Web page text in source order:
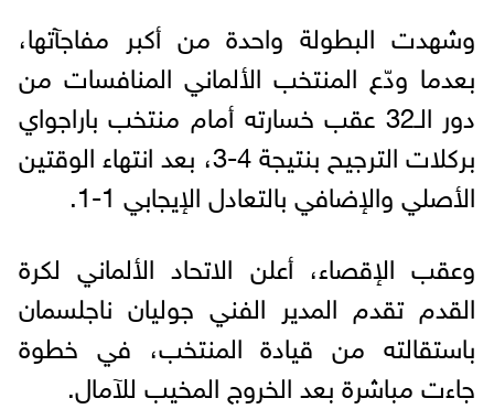
وشهدت البطولة واحدة من أكبر مفاجآتها،
بعدما ودّع المنتخب الألماني المنافسات من
دور الـ32 عقب خسارته أمام منتخب باراجواي
بركلات الترجيح بنتيجة 4-3، بعد انتهاء الوقتين
الأصلي والإضافي بالتعادل الإيجابي 1-1.
وعقب الإقصاء، أعلن الاتحاد الألماني لكرة
القدم تقدم المدير الفني جوليان ناجلسمان
باستقالته من قيادة المنتخب، في خطوة
جاءت مباشرة بعد الخروج المخيب للآمال.